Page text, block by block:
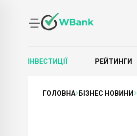
ІНВЕСТИЦІЇ РЕЙТИНГИ
ГОЛОВНА БІЗНЕС НОВИНИ